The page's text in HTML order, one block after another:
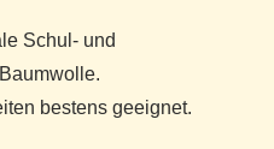
Schul- und
bestens geeignet.